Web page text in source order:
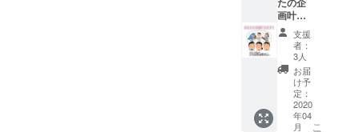
あなた
のLIVE
をキャ
ストが
応援プ
ロジェ
クト！
グルー
プチェ
キ付
画叶え
ます】
コース
エミュ
リボン
で、こ
のよう
な催し
があれ
支援
者：
3人
お届
け予
定：
2020
年04
月
こ